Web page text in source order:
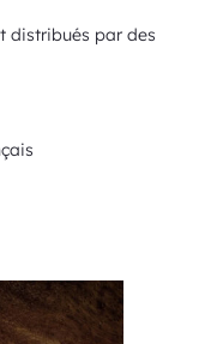
distribués par des